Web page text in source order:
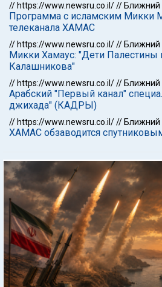
// https://www.newsru.co.il/// Ближний
Программа с исламским Микки
телеканала ХАМАС
// https://www.newsru.co.il/// Ближний
Микки Хамаус: "Дети
Калашникова"
// https://www.newsru.co.il/// Ближний
Арабский "Первый канал"
джихада" (КАДРЫ)
// https://www.newsru.co.il/// Ближний
ХАМАС обзаводится